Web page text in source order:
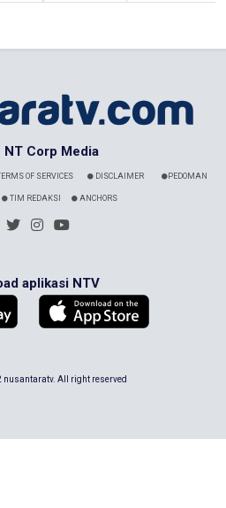
NT Corp Media
OF SERVICES DISCLAIMER PEDOMAN
TIM REDAKSI ANCHORS
aplikasi NTV
nusantaratv. All right reserved